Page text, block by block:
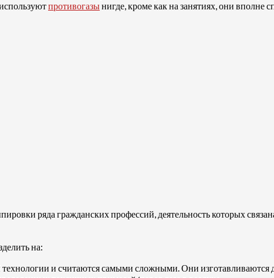
противогазынигде, кроме как на занятиях, они вполне
ряда гражданских профессий, деятельность которых
на:
и считаются самыми сложными. Они